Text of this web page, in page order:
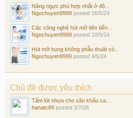
Nâng ngực phù hợp nhất ở độ...
Ngochuyen9999 posted 16/5/24
Các công nghệ hút mỡ tiên tiến...
Ngochuyen9999 posted 10/5/24
Hút mỡ bụng không phẫu thuật có...
Ngochuyen9999 posted 4/5/24
Chủ đề được yêu thích
Tấm lót nhựa cho sân khấu ca...
hanatc89 posted 3/7/26